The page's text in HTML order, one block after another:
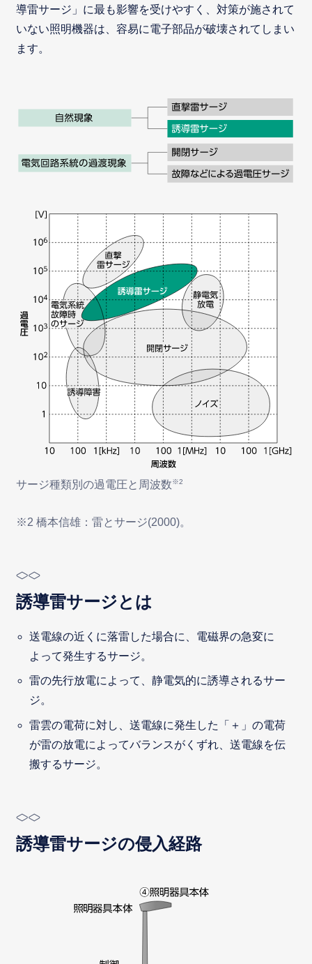
導雷サージ」に最も影響を受けやすく、対策が施されて
いない照明機器は、容易に電子部品が破壊されてしまい
ます。
サージ種類別の過電圧と周波数※2
※2 橋本信雄：雷とサージ(2000)。
誘導雷サージとは
送電線の近くに落雷した場合に、電磁界の急変に
よって発生するサージ。
雷の先行放電によって、静電気的に誘導されるサー
ジ。
雷雲の電荷に対し、送電線に発生した「＋」の電荷
が雷の放電によってバランスがくずれ、送電線を伝
搬するサージ。
誘導雷サージの侵入経路